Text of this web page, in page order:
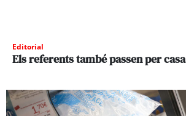
Editorial
Els referents també passen per casa